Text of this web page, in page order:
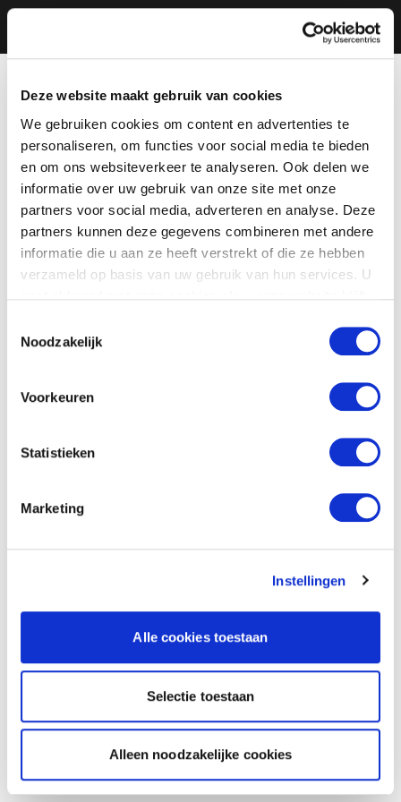
Deze website maakt gebruik van cookies
We gebruiken cookies om content en advertenties te
personaliseren, om functies voor social media te bieden
en om ons websiteverkeer te analyseren. Ook delen we
informatie over uw gebruik van onze site met onze
partners voor social media, adverteren en analyse. Deze
partners kunnen deze gegevens combineren met andere
informatie die u aan ze heeft verstrekt of die ze hebben
verzameld op basis van uw gebruik van hun services. U
Noodzakelijk
Voorkeuren
Statistieken
Marketing
Instellingen
Alle cookies toestaan
Selectie toestaan
Alleen noodzakelijke cookies